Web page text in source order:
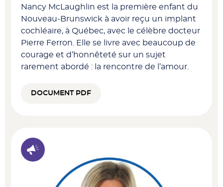
Nancy McLaughlin est la première enfant du
Nouveau-Brunswick à avoir reçu un implant
cochléaire, à Québec, avec le célèbre docteur
Pierre Ferron. Elle se livre avec beaucoup de
courage et d’honnêteté sur un sujet
rarement abordé : la rencontre de l’amour.
DOCUMENT PDF